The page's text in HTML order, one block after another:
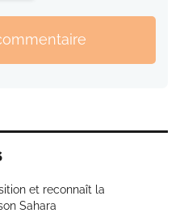
et reconnaît la
Sahara